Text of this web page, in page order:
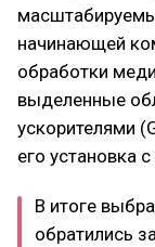
начинающей
обработки
выделенные
ускорителями
его установка
В итоге
обратились